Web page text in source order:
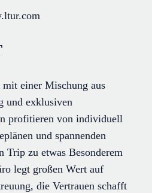
einer Mischung aus
und exklusiven
profitieren von individuell
und spannenden
Trip zu etwas Besonderem
legt großen Wert auf
die Vertrauen schafft